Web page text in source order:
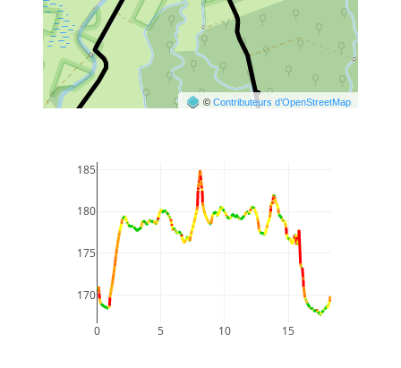
©Contributeurs d’OpenStreetMap
0 5 10 15
170
175
180
185